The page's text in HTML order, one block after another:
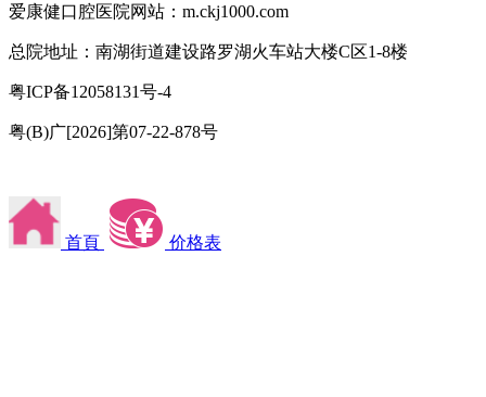
爱康健口腔医院网站：m.ckj1000.com
总院地址：南湖街道建设路罗湖火车站大楼C区1-8楼
粤ICP备12058131号-4
粤(B)广[2026]第07-22-878号
首頁 价格表